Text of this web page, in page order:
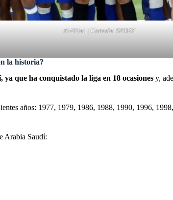
Al-Hilal. | Cortesía: SPORT.
la historia?
que ha conquistado la liga en 18 ocasiones y,
años: 1977, 1979, 1986, 1988, 1990, 1996,
Arabia Saudí: